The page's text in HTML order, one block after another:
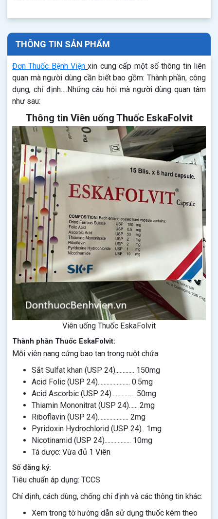
THÔNG TIN SẢN PHẨM
Đơn Thuốc Bệnh Viện xin cung cấp một số thông tin liên
quan mà người dùng cần biết bao gồm: Thành phần, công
dụng, chỉ định….Những câu hỏi mà người dùng quan tâm
như sau:
Thông tin Viên uống Thuốc EskaFolvit
Viên uống Thuốc EskaFolvit
Thành phần Thuốc EskaFolvit:
Mỗi viên nang cứng bao tan trong ruột chứa:
Sắt Sulfat khan (USP 24)............. 150mg
Acid Folic (USP 24)...................... 0.5mg
Acid Ascorbic (USP 24)................ 50mg
Thiamin Mononitrat (USP 24)...... 2mg
Riboflavin (USP 24)..................... 2mg
Pyridoxin Hydrochlorid (USP 24).. 1mg
Nicotinamid (USP 24).................. 10mg
Tá dược: Vừa đủ 1 Viên
Số đăng ký:
Tiêu chuẩn áp dụng: TCCS
Chỉ định, cách dùng, chống chỉ định và các thông tin khác:
Xem trong tờ hướng dẫn sử dụng thuốc kèm theo